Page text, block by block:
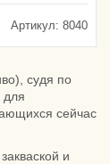
Артикул: 8040
судя по
для
сейчас
и